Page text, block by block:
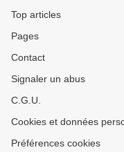
Top articles
Pages
Contact
Signaler un abus
C.G.U.
Cookies et données
Préférences cookies